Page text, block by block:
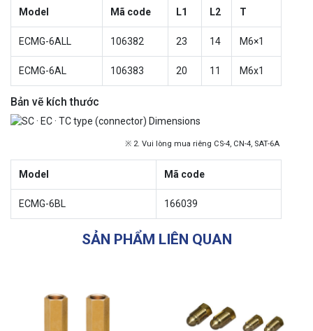
Model Mã code L1 L2 T
ECMG-6ALL 106382 23 14 M6×1
ECMG-6AL 106383 20 11 M6x1
Bản vẽ kích thước
※ 2. Vui lòng mua riêng CS-4, CN-4, SAT-6A
Model Mã code
ECMG-6BL 166039
SẢN PHẨM LIÊN QUAN